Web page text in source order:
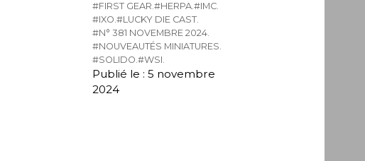
#FIRST GEAR.#HERPA.#IMC.
#IXO.#LUCKY DIE CAST.
#N° 381 NOVEMBRE 2024.
#NOUVEAUTÉS MINIATURES.
#SOLIDO.#WSI.
Publié le : 5 novembre
2024